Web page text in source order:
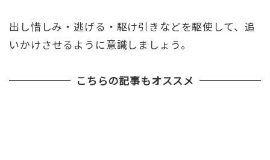
出し惜しみ・逃げる・駆け引きなどを駆使して、追
いかけさせるように意識しましょう。
こちらの記事もオススメ